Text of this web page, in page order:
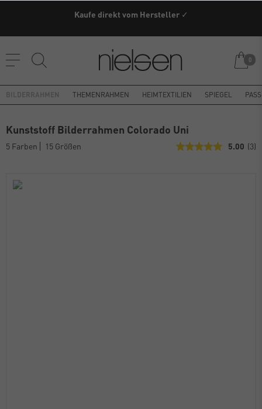
Kaufe direkt vom Hersteller ✓
0
THEMENRAHMEN HEIMTEXTILIEN SPIEGEL
Kunststoff Bilderrahmen Colorado Uni
5 Farben 15 Größen 5.00 (3)